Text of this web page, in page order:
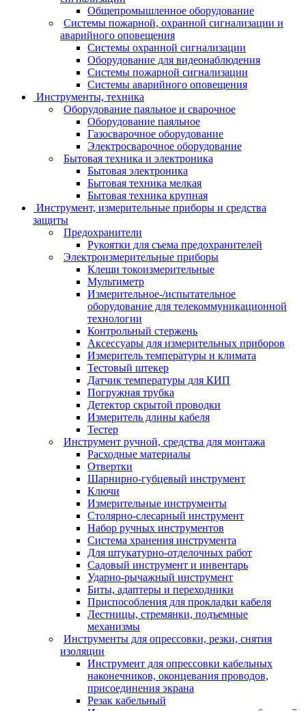
Общепромышленное оборудование
Системы пожарной, охранной сигнализации и
аварийного оповещения
Системы охранной сигнализации
Оборудование для видеонаблюдения
Системы пожарной сигнализации
Системы аварийного оповещения
Инструменты, техника
Оборудование паяльное и сварочное
Оборудование паяльное
Газосварочное оборудование
Электросварочное оборудование
Бытовая техника и электроника
Бытовая электроника
Бытовая техника мелкая
Бытовая техника крупная
Инструмент, измерительные приборы и средства
защиты
Предохранители
Рукоятки для съема предохранителей
Электроизмерительные приборы
Клещи токоизмерительные
Мультиметр
Измерительное-/испытательное
оборудование для телекоммуникационной
технологии
Контрольный стержень
Аксессуары для измерительных приборов
Измеритель температуры и климата
Тестовый штекер
Датчик температуры для КИП
Погружная трубка
Детектор скрытой проводки
Измеритель длины кабеля
Тестер
Инструмент ручной, средства для монтажа
Расходные материалы
Отвертки
Шарнирно-губцевый инструмент
Ключи
Измерительные инструменты
Столярно-слесарный инструмент
Набор ручных инструментов
Система хранения инструмента
Для штукатурно-отделочных работ
Садовый инструмент и инвентарь
Ударно-рычажный инструмент
Биты, адаптеры и переходники
Приспособления для прокладки кабеля
Лестницы, стремянки, подъемные
механизмы
Инструменты для опрессовки, резки, снятия
изоляции
Инструмент для опрессовки кабельных
наконечников, оконцевания проводов,
присоединения экрана
Резак кабельный